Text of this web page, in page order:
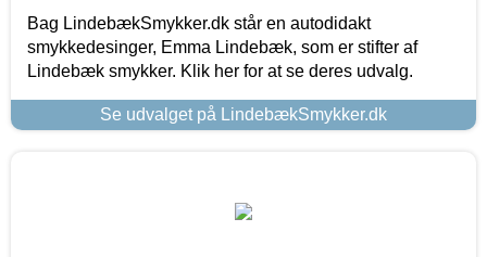
Bag LindebækSmykker.dk står en autodidakt
smykkedesinger, Emma Lindebæk, som er stifter af
Lindebæk smykker. Klik her for at se deres udvalg.
Se udvalget på LindebækSmykker.dk